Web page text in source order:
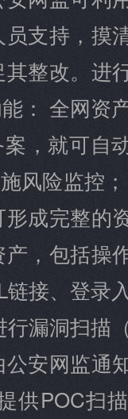
支持，摸
整改。进
： 全网资
，就可自
风险监控
成完整的
，包括操
接、登录
漏洞扫描
安网监通
供POC扫